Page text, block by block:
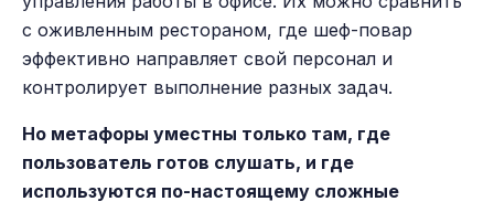
с оживленным рестораном, где шеф-повар
эффективно направляет свой персонал и
контролирует выполнение разных задач.
Но метафоры уместны только там, где
пользователь готов слушать, и где
используются по-настоящему сложные